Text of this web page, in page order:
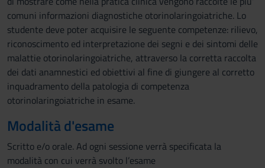
comuni informazioni diagnostiche otorinolaringoiatriche. Lo
studente deve poter acquisire le seguente competenze: rilievo,
riconoscimento ed interpretazione dei segni e dei sintomi delle
malattie otorinolaringoiatriche, attraverso la corretta raccolta
dei dati anamnestici ed obiettivi al fine di giungere al corretto
inquadramento della patologia di competenza
otorinolaringoiatriche in esame.
Modalità d'esame
Scritto e/o orale. Ad ogni sessione verrà specificata la
modalità con cui verrà svolto l’esame